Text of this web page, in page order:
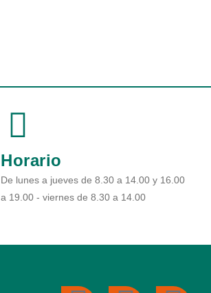
Horario
De lunes a jueves de 8.30 a 14.00 y 16.00
a 19.00 - viernes de 8.30 a 14.00